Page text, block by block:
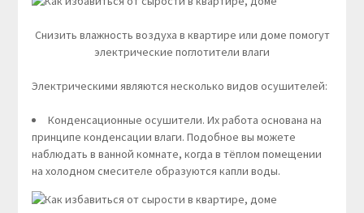
Снизить влажность воздуха в квартире или доме помогут
электрические поглотители влаги
Электрическими являются несколько видов осушителей:
Конденсационные осушители. Их работа основана на
принципе конденсации влаги. Подобное вы можете
наблюдать в ванной комнате, когда в тёплом помещении
на холодном смесителе образуются капли воды.